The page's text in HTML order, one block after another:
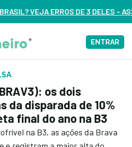
– ASSISTA AGORA
ENTRAR
os dois
da disparada de 10%
final do ano na B3
na B3, as ações da Brava